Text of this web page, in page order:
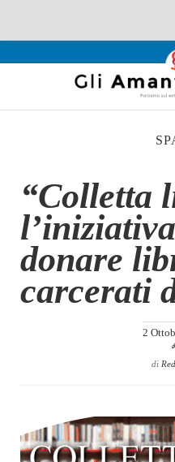
Recensioni
Interviste & Incontri
Chi siamo
Contatti
Eventi
Home
Archivio
“Colletta
donare
carcerati
2
di